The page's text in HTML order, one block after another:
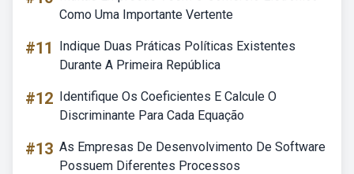
Como Uma Importante Vertente
#11
Indique Duas Práticas Políticas Existentes
Durante A Primeira República
#12 Identifique Os Coeficientes E Calcule O
Discriminante Para Cada Equação
#13 As Empresas De Desenvolvimento De Software
Possuem Diferentes Processos